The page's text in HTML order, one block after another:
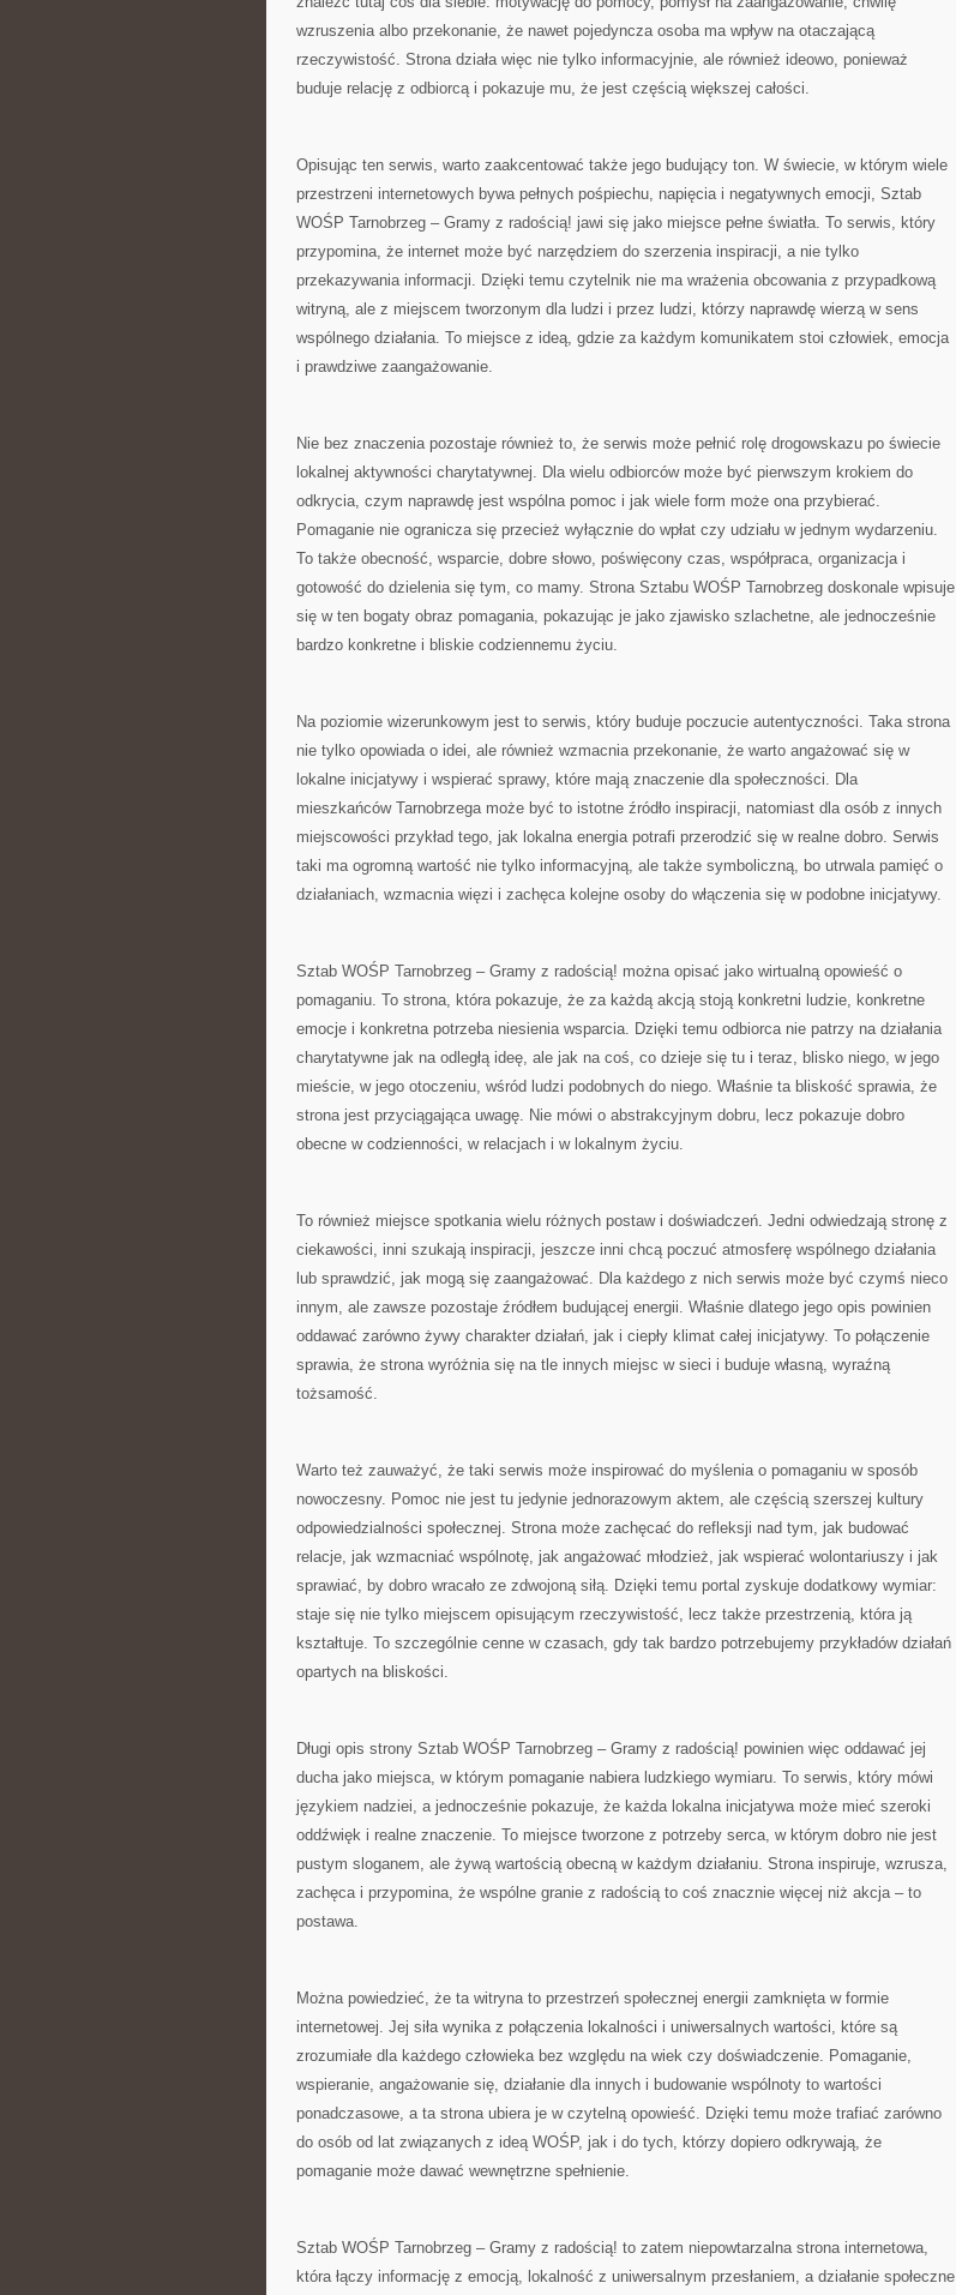
wzruszenia albo przekonanie, że nawet pojedyncza osoba ma wpływ na otaczającą
rzeczywistość. Strona działa więc nie tylko informacyjnie, ale również ideowo, ponieważ
buduje relację z odbiorcą i pokazuje mu, że jest częścią większej całości.
Opisując ten serwis, warto zaakcentować także jego budujący ton. W świecie, w którym wiele
przestrzeni internetowych bywa pełnych pośpiechu, napięcia i negatywnych emocji, Sztab
WOŚP Tarnobrzeg – Gramy z radością! jawi się jako miejsce pełne światła. To serwis, który
przypomina, że internet może być narzędziem do szerzenia inspiracji, a nie tylko
przekazywania informacji. Dzięki temu czytelnik nie ma wrażenia obcowania z przypadkową
witryną, ale z miejscem tworzonym dla ludzi i przez ludzi, którzy naprawdę wierzą w sens
wspólnego działania. To miejsce z ideą, gdzie za każdym komunikatem stoi człowiek, emocja
i prawdziwe zaangażowanie.
Nie bez znaczenia pozostaje również to, że serwis może pełnić rolę drogowskazu po świecie
lokalnej aktywności charytatywnej. Dla wielu odbiorców może być pierwszym krokiem do
odkrycia, czym naprawdę jest wspólna pomoc i jak wiele form może ona przybierać.
Pomaganie nie ogranicza się przecież wyłącznie do wpłat czy udziału w jednym wydarzeniu.
To także obecność, wsparcie, dobre słowo, poświęcony czas, współpraca, organizacja i
gotowość do dzielenia się tym, co mamy. Strona Sztabu WOŚP Tarnobrzeg doskonale wpisuje
się w ten bogaty obraz pomagania, pokazując je jako zjawisko szlachetne, ale jednocześnie
bardzo konkretne i bliskie codziennemu życiu.
Na poziomie wizerunkowym jest to serwis, który buduje poczucie autentyczności. Taka strona
nie tylko opowiada o idei, ale również wzmacnia przekonanie, że warto angażować się w
lokalne inicjatywy i wspierać sprawy, które mają znaczenie dla społeczności. Dla
mieszkańców Tarnobrzega może być to istotne źródło inspiracji, natomiast dla osób z innych
miejscowości przykład tego, jak lokalna energia potrafi przerodzić się w realne dobro. Serwis
taki ma ogromną wartość nie tylko informacyjną, ale także symboliczną, bo utrwala pamięć o
działaniach, wzmacnia więzi i zachęca kolejne osoby do włączenia się w podobne inicjatywy.
Sztab WOŚP Tarnobrzeg – Gramy z radością! można opisać jako wirtualną opowieść o
pomaganiu. To strona, która pokazuje, że za każdą akcją stoją konkretni ludzie, konkretne
emocje i konkretna potrzeba niesienia wsparcia. Dzięki temu odbiorca nie patrzy na działania
charytatywne jak na odległą ideę, ale jak na coś, co dzieje się tu i teraz, blisko niego, w jego
mieście, w jego otoczeniu, wśród ludzi podobnych do niego. Właśnie ta bliskość sprawia, że
strona jest przyciągająca uwagę. Nie mówi o abstrakcyjnym dobru, lecz pokazuje dobro
obecne w codzienności, w relacjach i w lokalnym życiu.
To również miejsce spotkania wielu różnych postaw i doświadczeń. Jedni odwiedzają stronę z
ciekawości, inni szukają inspiracji, jeszcze inni chcą poczuć atmosferę wspólnego działania
lub sprawdzić, jak mogą się zaangażować. Dla każdego z nich serwis może być czymś nieco
innym, ale zawsze pozostaje źródłem budującej energii. Właśnie dlatego jego opis powinien
oddawać zarówno żywy charakter działań, jak i ciepły klimat całej inicjatywy. To połączenie
sprawia, że strona wyróżnia się na tle innych miejsc w sieci i buduje własną, wyraźną
tożsamość.
Warto też zauważyć, że taki serwis może inspirować do myślenia o pomaganiu w sposób
nowoczesny. Pomoc nie jest tu jedynie jednorazowym aktem, ale częścią szerszej kultury
odpowiedzialności społecznej. Strona może zachęcać do refleksji nad tym, jak budować
relacje, jak wzmacniać wspólnotę, jak angażować młodzież, jak wspierać wolontariuszy i jak
sprawiać, by dobro wracało ze zdwojoną siłą. Dzięki temu portal zyskuje dodatkowy wymiar:
staje się nie tylko miejscem opisującym rzeczywistość, lecz także przestrzenią, która ją
kształtuje. To szczególnie cenne w czasach, gdy tak bardzo potrzebujemy przykładów działań
opartych na bliskości.
Długi opis strony Sztab WOŚP Tarnobrzeg – Gramy z radością! powinien więc oddawać jej
ducha jako miejsca, w którym pomaganie nabiera ludzkiego wymiaru. To serwis, który mówi
językiem nadziei, a jednocześnie pokazuje, że każda lokalna inicjatywa może mieć szeroki
oddźwięk i realne znaczenie. To miejsce tworzone z potrzeby serca, w którym dobro nie jest
pustym sloganem, ale żywą wartością obecną w każdym działaniu. Strona inspiruje, wzrusza,
zachęca i przypomina, że wspólne granie z radością to coś znacznie więcej niż akcja – to
postawa.
Można powiedzieć, że ta witryna to przestrzeń społecznej energii zamknięta w formie
internetowej. Jej siła wynika z połączenia lokalności i uniwersalnych wartości, które są
zrozumiałe dla każdego człowieka bez względu na wiek czy doświadczenie. Pomaganie,
wspieranie, angażowanie się, działanie dla innych i budowanie wspólnoty to wartości
ponadczasowe, a ta strona ubiera je w czytelną opowieść. Dzięki temu może trafiać zarówno
do osób od lat związanych z ideą WOŚP, jak i do tych, którzy dopiero odkrywają, że
pomaganie może dawać wewnętrzne spełnienie.
Sztab WOŚP Tarnobrzeg – Gramy z radością! to zatem niepowtarzalna strona internetowa,
która łączy informację z emocją, lokalność z uniwersalnym przesłaniem, a działanie społeczne